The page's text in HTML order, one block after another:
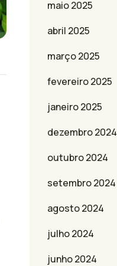
maio 2025
abril 2025
março 2025
fevereiro 2025
janeiro 2025
dezembro 2024
outubro 2024
setembro 2024
agosto 2024
julho 2024
junho 2024